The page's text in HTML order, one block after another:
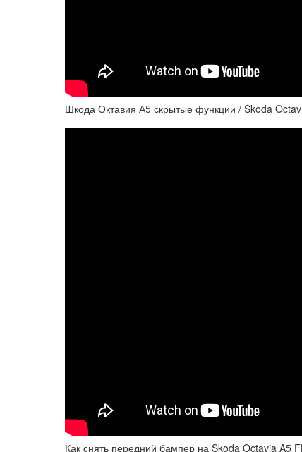
Шкода Октавия А5 скрытые функции / Skoda
Как снять передний бампер на Skoda Octavia A5